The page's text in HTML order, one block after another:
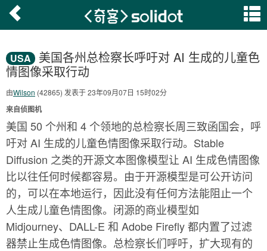
USA
美国各州总检察长呼吁对 AI 生成的儿童色
情图像采取行动
由Wilson (42865) 发表于 23年09月07日 15时02分
来自侦图机
美国 50 个州和 4 个领地的总检察长周三致函国会，呼
吁对 AI 生成的儿童色情图像采取行动。Stable
Diffusion 之类的开源文本图像模型让 AI 生成色情图像
比以往任何时候都容易。由于开源模型是可公开访问
的，可以在本地运行，因此没有任何方法能阻止一个
人生成儿童色情图像。闭源的商业模型如
Midjourney、DALL-E 和 Adobe Firefly 都内置了过滤
器禁止生成色情图像。总检察长们呼吁，扩大现有的